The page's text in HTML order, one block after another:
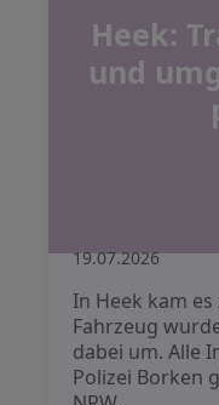
Heek:
und
19.07.2026
In Heek kam
Fahrzeug
dabei um. Alle
Polizei Borken